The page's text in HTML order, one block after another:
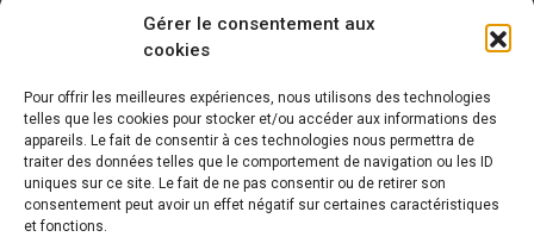
Gérer le consentement aux
cookies
Pour offrir les meilleures expériences, nous utilisons des technologies
telles que les cookies pour stocker et/ou accéder aux informations des
appareils. Le fait de consentir à ces technologies nous permettra de
traiter des données telles que le comportement de navigation ou les ID
uniques sur ce site. Le fait de ne pas consentir ou de retirer son
consentement peut avoir un effet négatif sur certaines caractéristiques
et fonctions.